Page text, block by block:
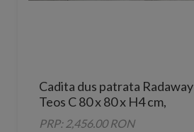
Cadita dus patrata Radaway
Teos C 80 x 80 x H4 cm,
decupabila
PRP: 2,456.00 RON